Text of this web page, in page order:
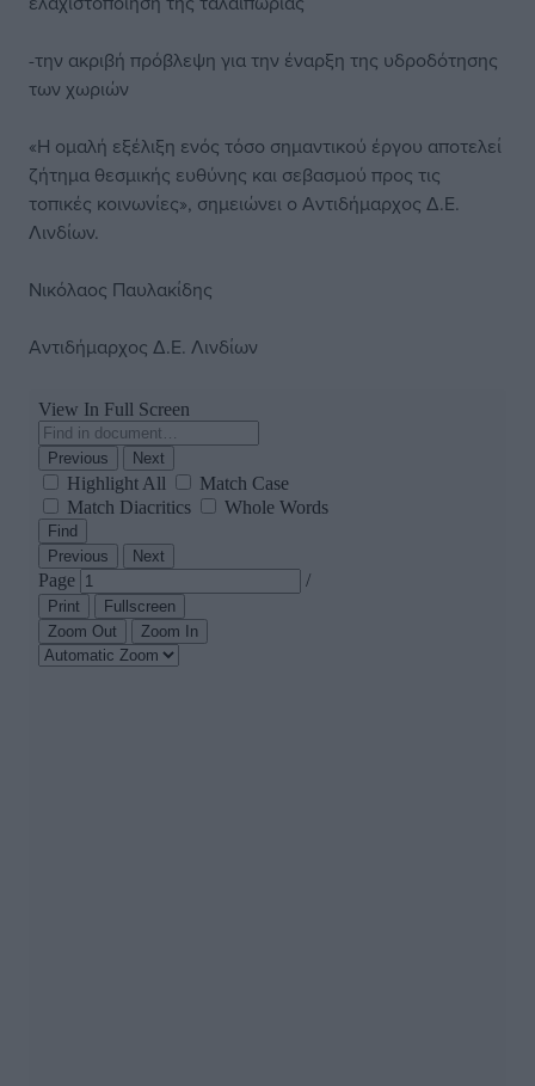
-την ακριβή πρόβλεψη για την έναρξη της υδροδότησης
των χωριών
«Η ομαλή εξέλιξη ενός τόσο σημαντικού έργου αποτελεί
ζήτημα θεσμικής ευθύνης και σεβασμού προς τις
τοπικές κοινωνίες», σημειώνει ο Αντιδήμαρχος Δ.Ε.
Λινδίων.
Νικόλαος Παυλακίδης
Αντιδήμαρχος Δ.Ε. Λινδίων